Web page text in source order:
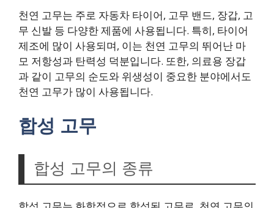
천연 고무는 주로 자동차 타이어, 고무 밴드, 장갑, 고
무 신발 등 다양한 제품에 사용됩니다. 특히, 타이어
제조에 많이 사용되며, 이는 천연 고무의 뛰어난 마
모 저항성과 탄력성 덕분입니다. 또한, 의료용 장갑
과 같이 고무의 순도와 위생성이 중요한 분야에서도
천연 고무가 많이 사용됩니다.
합성 고무
합성 고무의 종류